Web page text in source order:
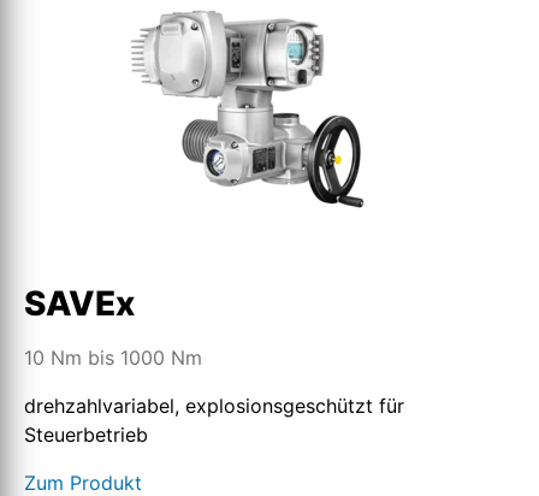
SAVEx
10 Nm bis 1000 Nm
drehzahlvariabel, explosionsgeschützt für
Steuerbetrieb
Zum Produkt